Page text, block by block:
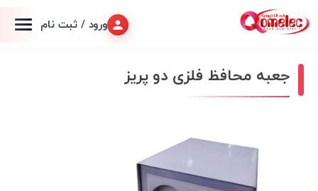
ورود / ثبت نام
جعبه محافظ فلزی دو پریز